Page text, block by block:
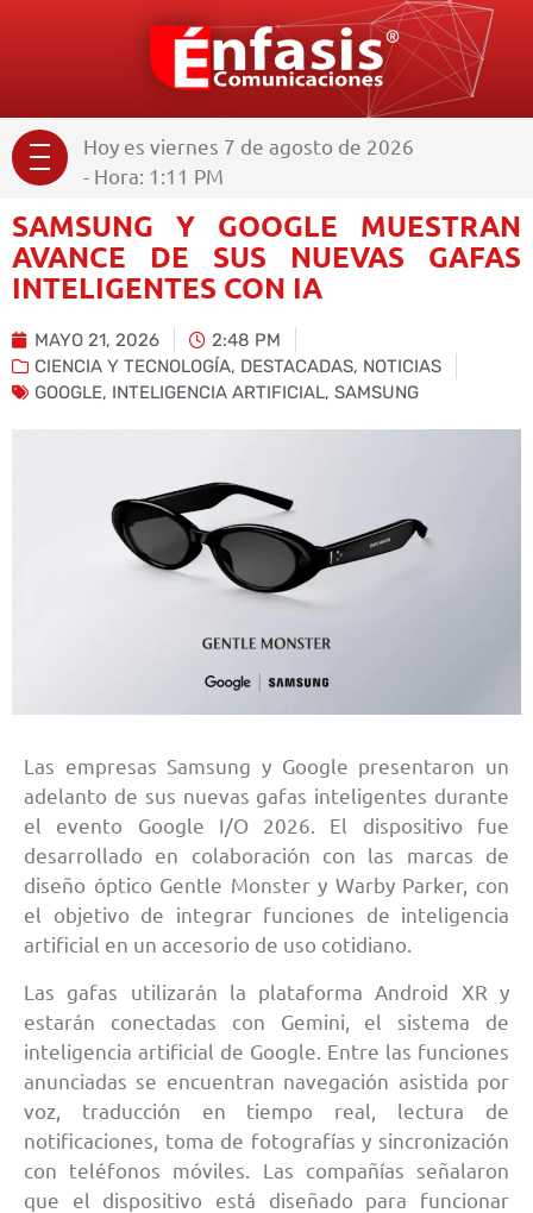
Hoy es viernes 7 de agosto de 2026
- Hora: 1:11 PM
SAMSUNG Y GOOGLE MUESTRAN
AVANCE DE SUS NUEVAS GAFAS
INTELIGENTES CON IA
MAYO 21, 2026
2:48 PM
CIENCIA Y TECNOLOGÍA, DESTACADAS, NOTICIAS
GOOGLE, INTELIGENCIA ARTIFICIAL, SAMSUNG
Las empresas Samsung y Google presentaron un
adelanto de sus nuevas gafas inteligentes durante
el evento Google I/O 2026. El dispositivo fue
desarrollado en colaboración con las marcas de
diseño óptico Gentle Monster y Warby Parker, con
el objetivo de integrar funciones de inteligencia
artificial en un accesorio de uso cotidiano.
Las gafas utilizarán la plataforma Android XR y
estarán conectadas con Gemini, el sistema de
inteligencia artificial de Google. Entre las funciones
anunciadas se encuentran navegación asistida por
voz, traducción en tiempo real, lectura de
notificaciones, toma de fotografías y sincronización
con teléfonos móviles. Las compañías señalaron
que el dispositivo está diseñado para funcionar